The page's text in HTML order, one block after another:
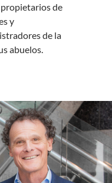
de
y
de la
abuelos.